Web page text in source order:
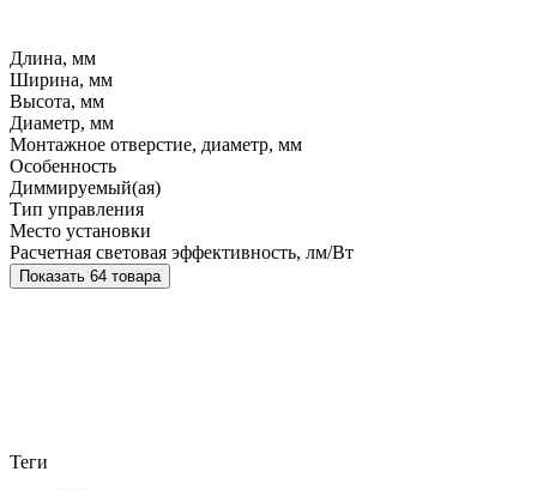
Длина, мм
Ширина, мм
Высота, мм
Диаметр, мм
Монтажное отверстие, диаметр, мм
Особенность
Диммируемый(ая)
Тип управления
Место установки
Расчетная световая эффективность, лм/Вт
Показать 64 товара
Теги